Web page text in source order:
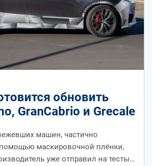
обновить
GranCabrio и Grecale
машин, частично
помощью маскировочной плёнки,
уже отправил на тесты.